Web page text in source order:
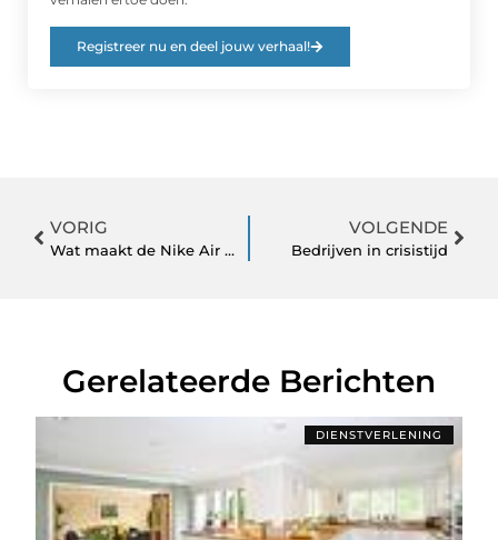
Registreer nu en deel jouw verhaal!
VORIG
Wat maakt de Nike Air max z’n populaire schoen?
VOLGENDE
Bedrijven in crisistijd
Gerelateerde Berichten
DIENSTVERLENING